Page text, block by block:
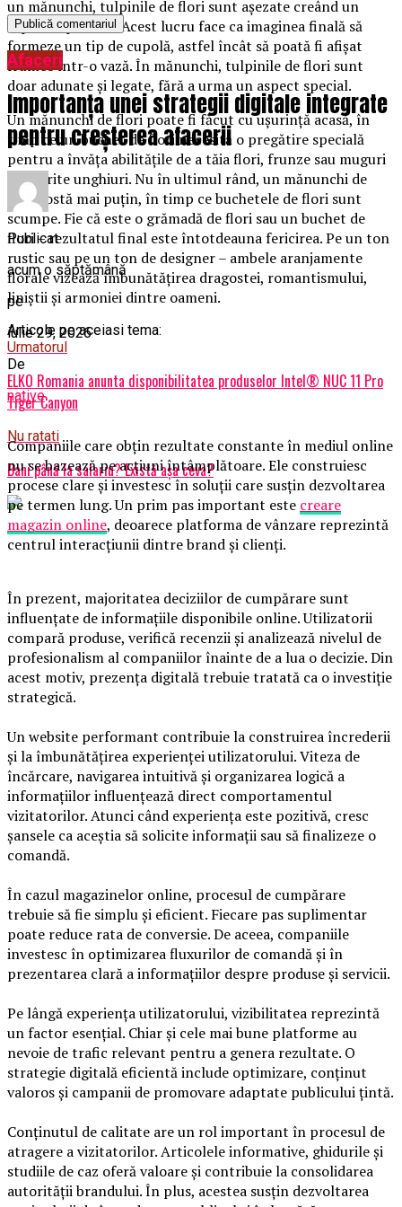
un mănunchi, tulpinile de flori sunt așezate creând un
aspect „spiralat”. Acest lucru face ca imaginea finală să
formeze un tip de cupolă, astfel încât să poată fi afișat
frumos într-o vază. În mănunchi, tulpinile de flori sunt
doar adunate și legate, fără a urma un aspect special.
Un mănunchi de flori poate fi făcut cu ușurință acasă, în
timp ce un buchet de flori necesită o pregătire specială
pentru a învăța abilitățile de a tăia flori, frunze sau muguri
la diferite unghiuri. Nu în ultimul rând, un mănunchi de
flori costă mai puțin, în timp ce buchetele de flori sunt
scumpe. Fie că este o grămadă de flori sau un buchet de
flori – rezultatul final este întotdeauna fericirea. Pe un ton
rustic sau pe un ton de designer – ambele aranjamente
florale vizează îmbunătățirea dragostei, romantismului,
liniștii și armoniei dintre oameni.
Articole pe aceiasi tema:
Urmatorul
ELKO Romania anunta disponibilitatea produselor Intel® NUC 11 Pro
Tiger Canyon
Nu ratati
Bani până la salariu? Există așa ceva?
Afaceri
Importanța unei strategii digitale integrate
pentru creșterea afacerii
Publicat
acum o săptămână
pe
iulie 29, 2026
De
native
Companiile care obțin rezultate constante în mediul online
nu se bazează pe acțiuni întâmplătoare. Ele construiesc
procese clare și investesc în soluții care susțin dezvoltarea
pe termen lung. Un prim pas important este creare
magazin online, deoarece platforma de vânzare reprezintă
centrul interacțiunii dintre brand și clienți.
În prezent, majoritatea deciziilor de cumpărare sunt
influențate de informațiile disponibile online. Utilizatorii
compară produse, verifică recenzii și analizează nivelul de
profesionalism al companiilor înainte de a lua o decizie. Din
acest motiv, prezența digitală trebuie tratată ca o investiție
strategică.
Un website performant contribuie la construirea încrederii
și la îmbunătățirea experienței utilizatorului. Viteza de
încărcare, navigarea intuitivă și organizarea logică a
informațiilor influențează direct comportamentul
vizitatorilor. Atunci când experiența este pozitivă, cresc
șansele ca aceștia să solicite informații sau să finalizeze o
comandă.
În cazul magazinelor online, procesul de cumpărare
trebuie să fie simplu și eficient. Fiecare pas suplimentar
poate reduce rata de conversie. De aceea, companiile
investesc în optimizarea fluxurilor de comandă și în
prezentarea clară a informațiilor despre produse și servicii.
Pe lângă experiența utilizatorului, vizibilitatea reprezintă
un factor esențial. Chiar și cele mai bune platforme au
nevoie de trafic relevant pentru a genera rezultate. O
strategie digitală eficientă include optimizare, conținut
valoros și campanii de promovare adaptate publicului țintă.
Conținutul de calitate are un rol important în procesul de
atragere a vizitatorilor. Articolele informative, ghidurile și
studiile de caz oferă valoare și contribuie la consolidarea
autorității brandului. În plus, acestea susțin dezvoltarea